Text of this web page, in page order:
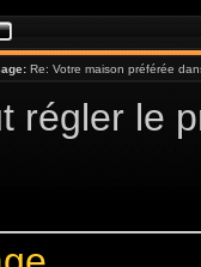
Re: Votre maison préférée
régler le